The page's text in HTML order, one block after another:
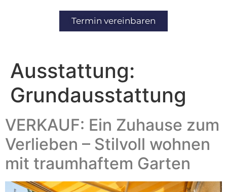
Termin vereinbaren
Ausstattung:
Grundausstattung
VERKAUF: Ein Zuhause zum
Verlieben – Stilvoll wohnen
mit traumhaftem Garten